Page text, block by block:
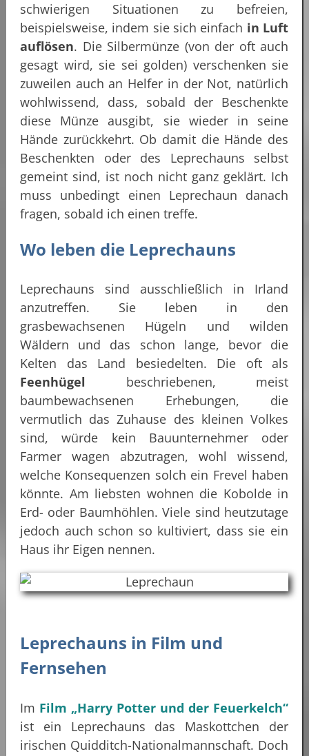
schwierigen Situationen zu befreien,
beispielsweise, indem sie sich einfach in Luft
auflösen. Die Silbermünze (von der oft auch
gesagt wird, sie sei golden) verschenken sie
zuweilen auch an Helfer in der Not, natürlich
wohlwissend, dass, sobald der Beschenkte
diese Münze ausgibt, sie wieder in seine
Hände zurückkehrt. Ob damit die Hände des
Beschenkten oder des Leprechauns selbst
gemeint sind, ist noch nicht ganz geklärt. Ich
muss unbedingt einen Leprechaun danach
fragen, sobald ich einen treffe.
Wo leben die Leprechauns
Leprechauns sind ausschließlich in Irland
anzutreffen. Sie leben in den
grasbewachsenen Hügeln und wilden
Wäldern und das schon lange, bevor die
Kelten das Land besiedelten. Die oft als
Feenhügel beschriebenen, meist
baumbewachsenen Erhebungen, die
vermutlich das Zuhause des kleinen Volkes
sind, würde kein Bauunternehmer oder
Farmer wagen abzutragen, wohl wissend,
welche Konsequenzen solch ein Frevel haben
könnte. Am liebsten wohnen die Kobolde in
Erd- oder Baumhöhlen. Viele sind heutzutage
jedoch auch schon so kultiviert, dass sie ein
Haus ihr Eigen nennen.
Leprechauns in Film und
Fernsehen
Im Film „Harry Potter und der Feuerkelch“
ist ein Leprechauns das Maskottchen der
irischen Quidditch-Nationalmannschaft. Doch